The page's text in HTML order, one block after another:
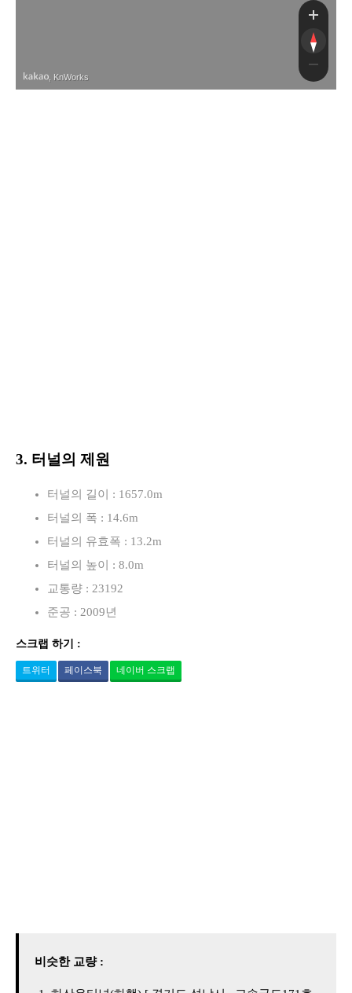
중천자전
, KnWorks
3. 터널의 제원
터널의 길이 : 1657.0m
터널의 폭 : 14.6m
터널의 유효폭 : 13.2m
터널의 높이 : 8.0m
교통량 : 23192
준공 : 2009년
스크랩 하기 :
트위터 페이스북 네이버 스크랩
비슷한 교량 :